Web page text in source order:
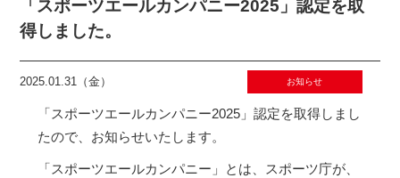
「スポーツエールカンパニー2025」認定を取
得しました。
2025.01.31（金） お知らせ
「スポーツエールカンパニー2025」認定を取得しまし
たので、お知らせいたします。
「スポーツエールカンパニー」とは、スポーツ庁が、